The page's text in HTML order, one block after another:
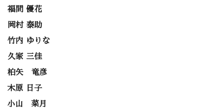
福間 優花
岡村 泰助
竹内 ゆりな
久家 三佳
柏矢 竜彦
木原 日子
小山 菜月